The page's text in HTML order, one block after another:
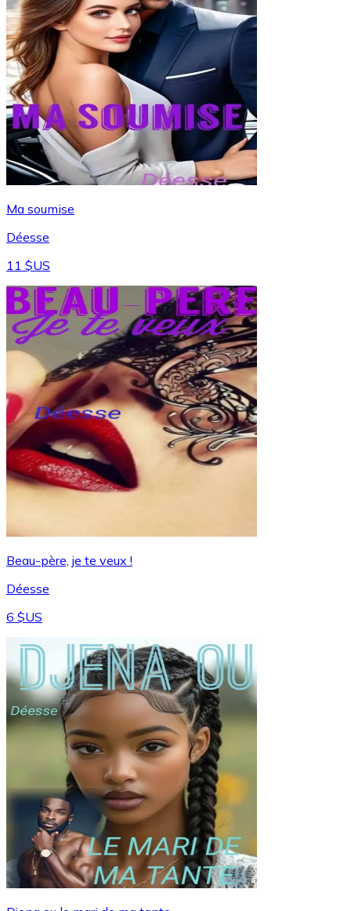
Ma soumise
Déesse
11 $US
Beau-père, je te veux !
Déesse
6 $US